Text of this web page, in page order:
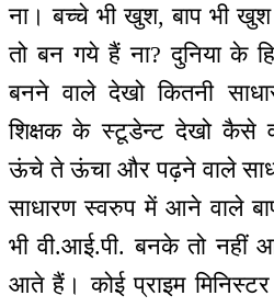
ना। बच्चे भी खुश, बाप भी
तो बन गये हैं ना? दुनिया के
बनने वाले देखो कितनी
शिक्षक के स्टूडेन्ट देखो कैसे
ऊंचे ते ऊंचा और पढ़ने वाले
साधारण स्वरुप में आने वाले
भी वी.आई.पी. बनके तो नहीं
आते हैं। कोई प्राइम